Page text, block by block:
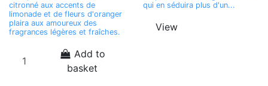
citronné aux accents de
limonade et de fleurs d'oranger
plaira aux amoureux des
fragrances légères et fraîches.
Add to
basket
qui en séduira plus d'un...
View